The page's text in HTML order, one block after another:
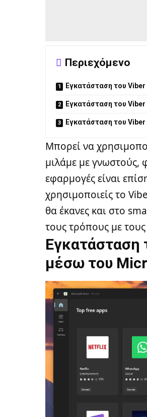
Περιεχόμενο
Εγκατάσταση του
Εγκατάσταση του
Εγκατάσταση του
Μπορεί να
μιλάμε με γνωστούς,
εφαρμογές είναι
χρησιμοποιείς το
θα έκανες και στο
τους τρόπους με
Εγκατάσταση
μέσω του